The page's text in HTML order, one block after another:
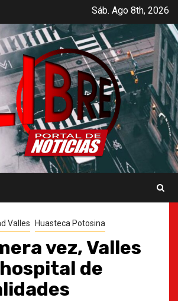
Sáb. Ago 8th, 2026
Valles Huasteca Potosina
vez, Valles
de